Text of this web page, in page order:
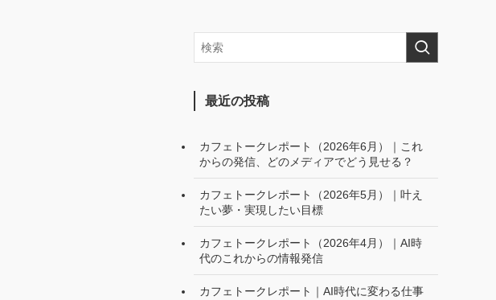
最近の投稿
カフェトークレポート（2026年6月）｜これ
からの発信、どのメディアでどう見せる？
カフェトークレポート（2026年5月）｜叶え
たい夢・実現したい目標
カフェトークレポート（2026年4月）｜AI時
代のこれからの情報発信
カフェトークレポート｜AI時代に変わる仕事